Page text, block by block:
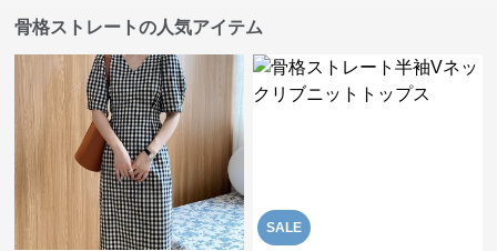
骨格ストレートの人気アイテム
SALE